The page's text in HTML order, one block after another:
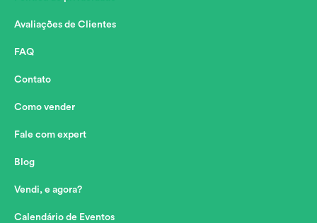
Avaliações de Clientes
FAQ
Contato
Como vender
Fale com expert
Blog
Vendi, e agora?
Calendário de Eventos